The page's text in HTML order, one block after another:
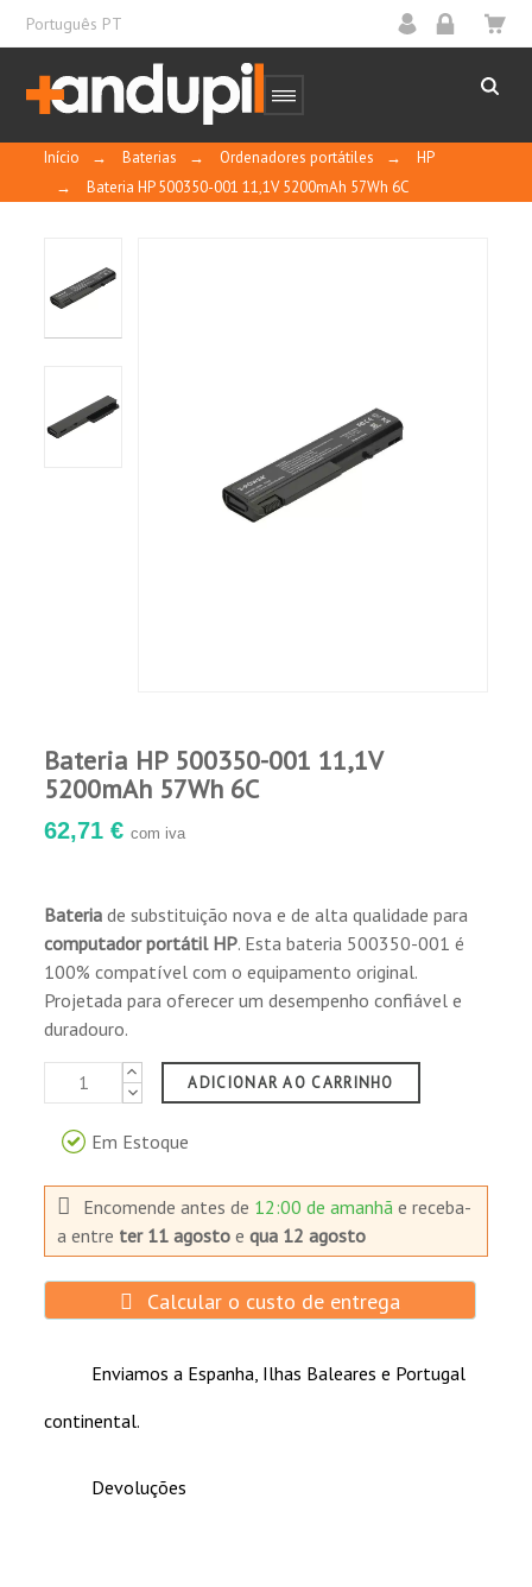
Português PT
Início → Baterias → Ordenadores portátiles →
HP
→
Bateria HP 500350-001 11,1V 5200mAh 57Wh 6C
Bateria HP 500350-001 11,1V
5200mAh 57Wh 6C
62,71 € com iva
Bateria de substituição nova e de alta qualidade para
computador portátil HP. Esta bateria 500350-001 é
100% compatível com o equipamento original.
Projetada para oferecer um desempenho confiável e
duradouro.
ADICIONAR AO CARRINHO
Em Estoque
Encomende antes de 12:00 de amanhãe receba-
aentre ter 11 agosto equa 12 agosto
Calcular o custo de entrega
Enviamos a Espanha, Ilhas Baleares e Portugal
continental.
Devoluções
Carcasas fabricadas com plástico ABS e
policarbonato para oferecer maior resistência.
Submetidas a extensos testes de qualidade,
incluindo ciclo de temperatura, curto-circuito
externo, impactos, teste de sobrecarga e